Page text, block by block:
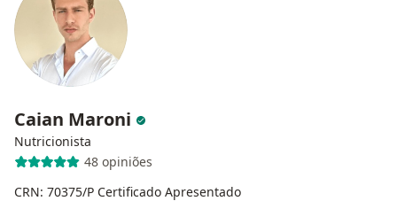
Caian Maroni
Nutricionista
48 opiniões
CRN: 70375/P Certificado Apresentado